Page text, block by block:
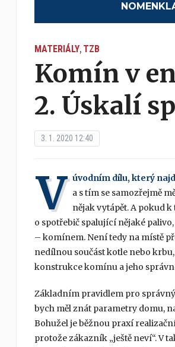
MATERIÁLY, TZB
Komín v
2. Úskalí
3. 1. 2020 12:40
V úvodním dílu, který
a s tím se samozřejmě
nějak vytápět. A pokud
o spotřebič spalující nějaké
– komínem. Není tedy na místě
nedílnou součást kotle nebo
konstrukce komínu a jeho
Základním pravidlem pro
bych měl znát parametry domu,
Bohužel je běžnou praxí
protože zákazník „ještě neví“. V